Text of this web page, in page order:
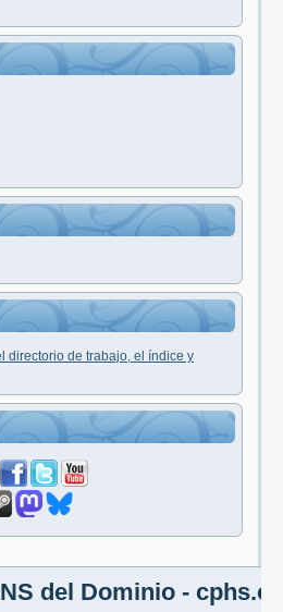
directorio de trabajo, el índice y
del Dominio -